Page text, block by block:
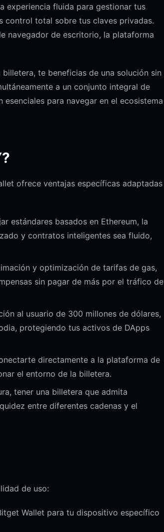
experiencia fluida para gestionar tus
control total sobre tus claves privadas.
navegador de escritorio, la plataforma
te beneficias de una solución sin
a un conjunto integral de
para navegar en el ecosistema
ofrece ventajas específicas adaptadas
estándares basados en Ethereum, la
y contratos inteligentes sea fluido,
y optimización de tarifas de gas,
sin pagar de más por el tráfico de
al usuario de 300 millones de dólares,
protegiendo tus activos de DApps
directamente a la plataforma de
el entorno de la billetera.
tener una billetera que admita
entre diferentes cadenas y el
de uso:
Wallet para tu dispositivo específico